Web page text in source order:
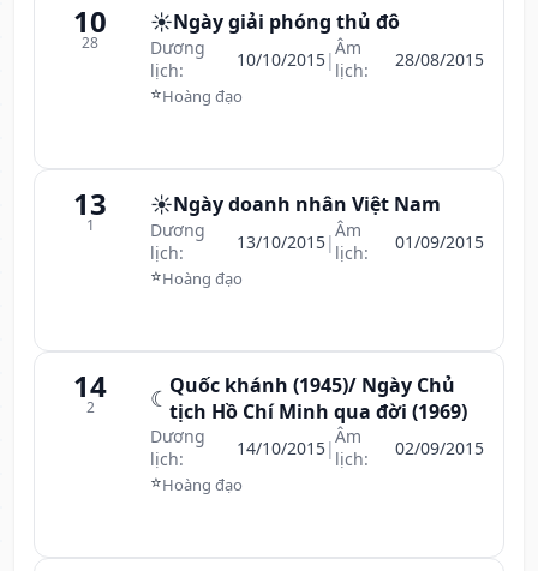
10
28
☀️Ngày giải phóng thủ đô
Dương
lịch:
10/10/2015|Âm
lịch:
28/08/2015
⭐Hoàng đạo
13
1
☀️Ngày doanh nhân Việt Nam
Dương
lịch:
13/10/2015|Âm
lịch:
01/09/2015
⭐Hoàng đạo
14
2 ☾ Quốc khánh (1945)/ Ngày Chủ
tịch Hồ Chí Minh qua đời (1969)
Dương
lịch:
14/10/2015|Âm
lịch:
02/09/2015
⭐Hoàng đạo